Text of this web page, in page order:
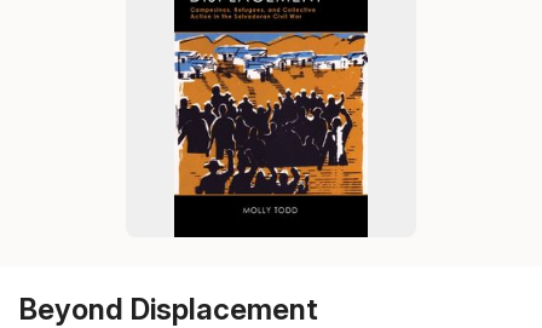
Beyond Displacement